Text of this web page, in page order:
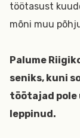
töötasust
mõni muu
Palume
seniks, kuni
töötajad pole
leppinud.